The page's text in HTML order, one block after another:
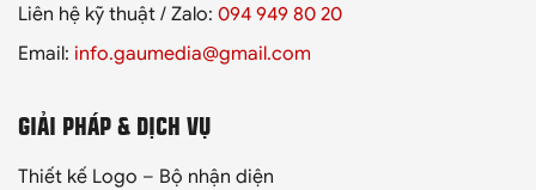
GIẢI PHÁP & DỊCH VỤ
Thiết kế Logo – Bộ nhận diện
Liên hệ kỹ thuật / Zalo: 094 949 80 20
Email: info.gaumedia@gmail.com